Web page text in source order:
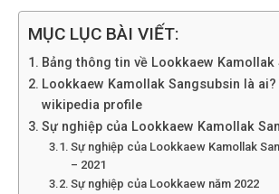
MỤC LỤC BÀI VIẾT:
Bảng thông tin về Lookkaew Kamollak
Lookkaew Kamollak Sangsubsin là
wikipedia profile
Sự nghiệp của Lookkaew Kamollak
Sự nghiệp của Lookkaew Kamollak
– 2021
Sự nghiệp của Lookkaew năm 2022